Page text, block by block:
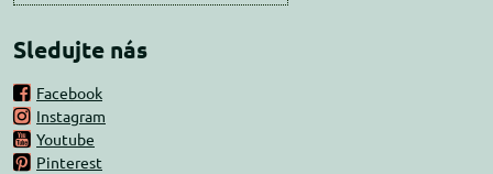
Sledujte nás
Facebook
Instagram
Youtube
Pinterest